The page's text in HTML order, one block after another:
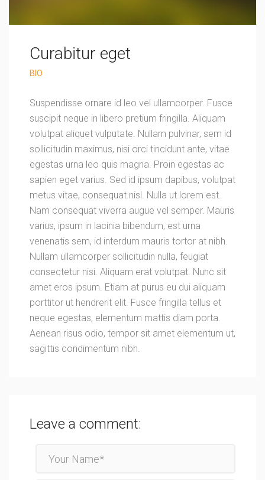
Curabitur eget
BIO
Suspendisse ornare id leo vel ullamcorper. Fusce
suscipit neque in libero pretium fringilla. Aliquam
volutpat aliquet vulputate. Nullam pulvinar, sem id
sollicitudin maximus, nisi orci tincidunt ante, vitae
egestas urna leo quis magna. Proin egestas ac
sapien eget varius. Sed id ipsum dapibus, volutpat
metus vitae, consequat nisl. Nulla ut lorem est.
Nam consequat viverra augue vel semper. Mauris
varius, ipsum in lacinia bibendum, est urna
venenatis sem, id interdum mauris tortor at nibh.
Nullam ullamcorper sollicitudin nulla, feugiat
consectetur nisi. Aliquam erat volutpat. Nunc sit
amet eros ipsum. Etiam at purus eu dui aliquam
porttitor ut hendrerit elit. Fusce fringilla tellus et
neque egestas, elementum mattis diam porta.
Aenean risus odio, tempor sit amet elementum ut,
sagittis condimentum nibh.
Leave a comment: